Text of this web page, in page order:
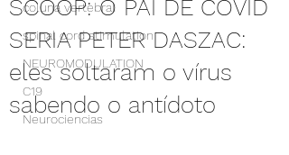
coluna vertebral
spinal cord stimulation
NEUROMODULATION
C19
Neurociencias
SCOOP: O PAI DE COVID
SERIA PETER DASZAC:
eles soltaram o vírus
sabendo o antídoto